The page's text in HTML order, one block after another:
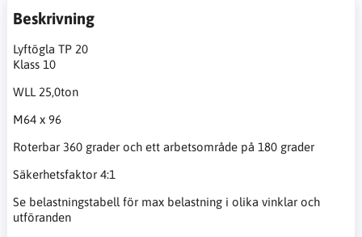
Beskrivning
Lyftögla TP 20
Klass 10
WLL 25,0ton
M64 x 96
Roterbar 360 grader och ett arbetsområde på 180 grader
Säkerhetsfaktor 4:1
Se belastningstabell för max belastning i olika vinklar och
utföranden